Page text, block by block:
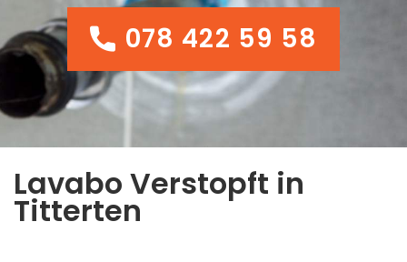
078 422 59 58
078 422 59 58
Lavabo Verstopft in
Titterten